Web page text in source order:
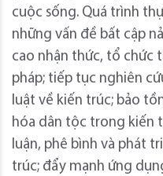
cuộc sống. Quá trình
những vấn đề bất cập
cao nhận thức, tổ chức
pháp; tiếp tục nghiên
luật về kiến trúc; bảo
hóa dân tộc trong kiến
luận, phê bình và phát
trúc; đẩy mạnh ứng